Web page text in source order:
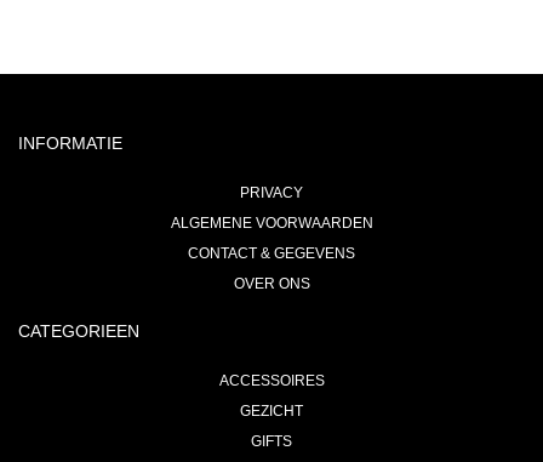
INFORMATIE
PRIVACY
ALGEMENE VOORWAARDEN
CONTACT & GEGEVENS
OVER ONS
CATEGORIEEN
ACCESSOIRES
GEZICHT
GIFTS